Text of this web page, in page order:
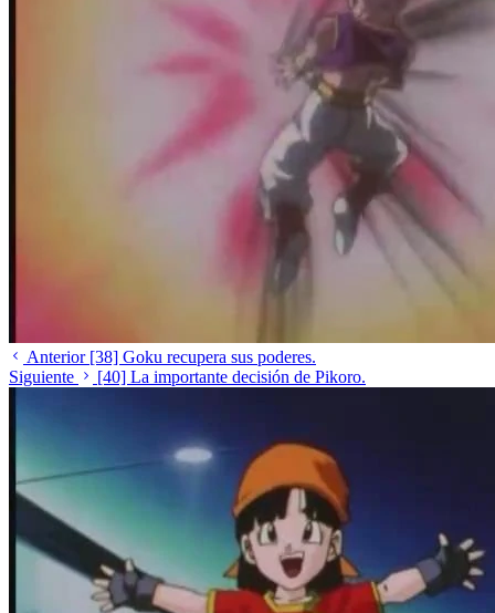
Anterior [38] Goku recupera sus poderes.
Siguiente
[40] La importante decisión de Pikoro.